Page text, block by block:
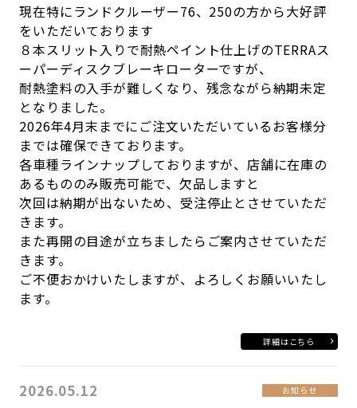
現在特にランドクルーザー76、250の方から大好評
をいただいております
８本スリット入りで耐熱ペイント仕上げのTERRAス
ーパーディスクブレーキローターですが、
耐熱塗料の入手が難しくなり、残念ながら納期未定
となりました。
2026年4月末までにご注文いただいているお客様分
までは確保できております。
各車種ラインナップしておりますが、店舗に在庫の
あるもののみ販売可能で、欠品しますと
次回は納期が出ないため、受注停止とさせていただ
きます。
また再開の目途が立ちましたらご案内させていただ
きます。
ご不便おかけいたしますが、よろしくお願いいたし
ます。
詳細はこちら
2026.05.12 お知らせ